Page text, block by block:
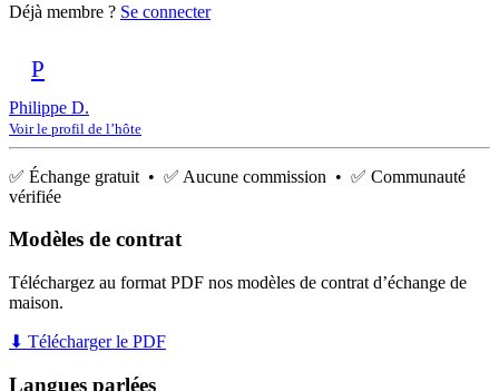
Déjà membre ? Se connecter
P
Philippe D.
Voir le profil de l’hôte
✅ Échange gratuit • ✅ Aucune commission • ✅ Communauté
vérifiée
Modèles de contrat
Téléchargez au format PDF nos modèles de contrat d’échange de
maison.
⬇ Télécharger le PDF
Langues parlées